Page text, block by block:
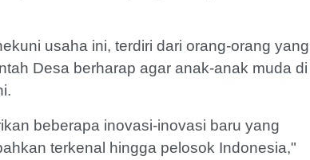
usaha ini, terdiri dari orang-orang yang
Desa berharap agar anak-anak muda di
beberapa inovasi-inovasi baru yang
terkenal hingga pelosok Indonesia,"